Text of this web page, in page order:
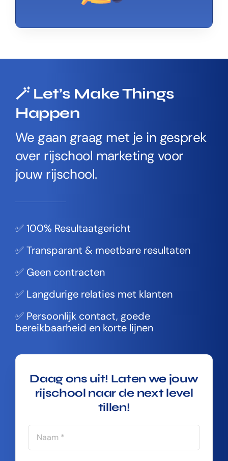
🪄 Let’s Make Things
Happen
We gaan graag met je in gesprek
over rijschool marketing voor
jouw rijschool.
✅ 100% Resultaatgericht
✅ Transparant & meetbare resultaten
✅ Geen contracten
✅ Langdurige relaties met klanten
✅ Persoonlijk contact, goede
bereikbaarheid en korte lijnen
Daag ons uit! Laten we jouw
rijschool naar de next level
tillen!